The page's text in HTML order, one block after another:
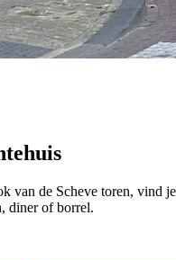
van de Scheve toren, vind
diner of borrel.